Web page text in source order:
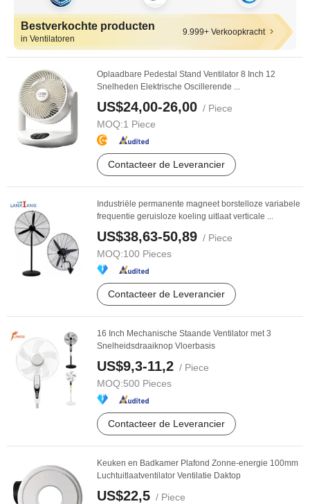
Bestverkochte producten
in Ventilatoren
9.999+ Verkoopkracht
Oplaadbare Pedestal Stand Ventilator 8 Inch 12
Snelheden Elektrische Oscillerende ...
US$24,00-26,00 / Piece
MOQ:1 Piece
Contacteer de Leverancier
Industriële permanente magneet borstelloze variabele
frequentie geruisloze koeling uitlaat verticale ...
US$38,63-50,89 / Piece
MOQ:100 Pieces
Contacteer de Leverancier
16 Inch Mechanische Staande Ventilator met 3
Snelheidsdraaiknop Vloerbasis
US$9,3-11,2 / Piece
MOQ:500 Pieces
Contacteer de Leverancier
Keuken en Badkamer Plafond Zonne-energie 100mm
Luchtuitlaatventilator Ventilatie Daktop
US$22,5 / Piece